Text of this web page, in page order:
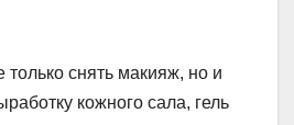
только снять макияж, но и
кожного сала, гель